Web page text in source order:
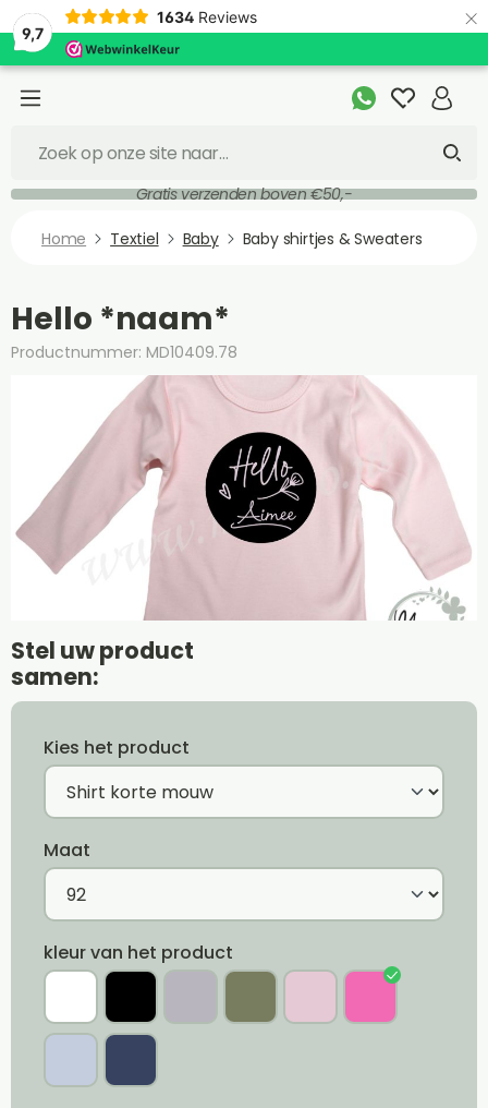
9,7
1634 Reviews ×
Gratis verzenden boven €50,-
Home Textiel Baby Baby shirtjes & Sweaters
Hello *naam*
Productnummer: MD10409.78
Stel uw product
samen:
Kies het product
Maat
kleur van het product